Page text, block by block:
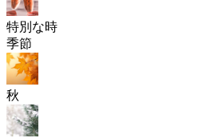
特別な時
季節
秋